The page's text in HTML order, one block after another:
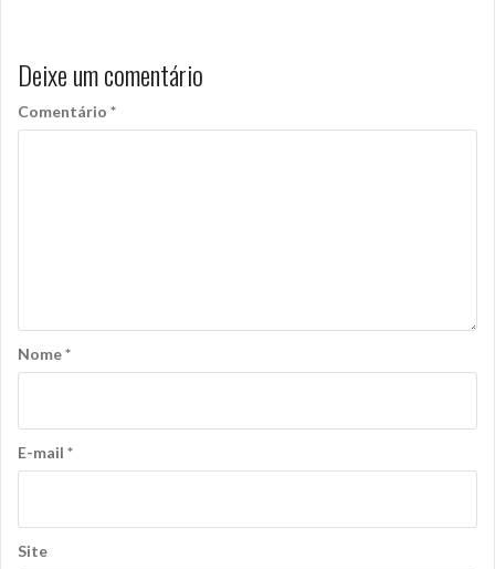
Deixe um comentário
Comentário *
Nome*
E-mail *
Site